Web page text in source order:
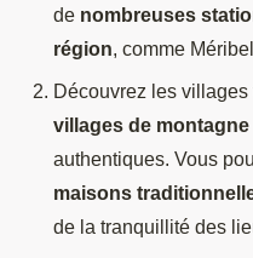
de nombreuses
région, comme
Découvrez les
villages de montagne
authentiques. Vous
maisons
de la tranquillité des